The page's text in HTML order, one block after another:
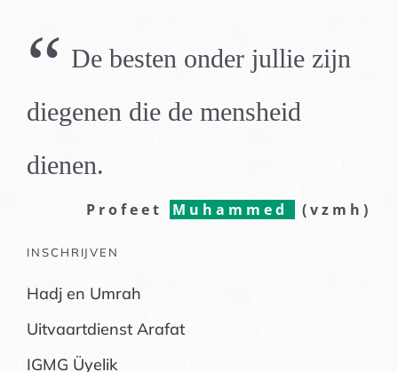
“ De besten onder jullie zijn
diegenen die de mensheid
dienen.
Profeet Muhammed (vzmh)
INSCHRIJVEN
Hadj en Umrah
Uitvaartdienst Arafat
IGMG Üyelik